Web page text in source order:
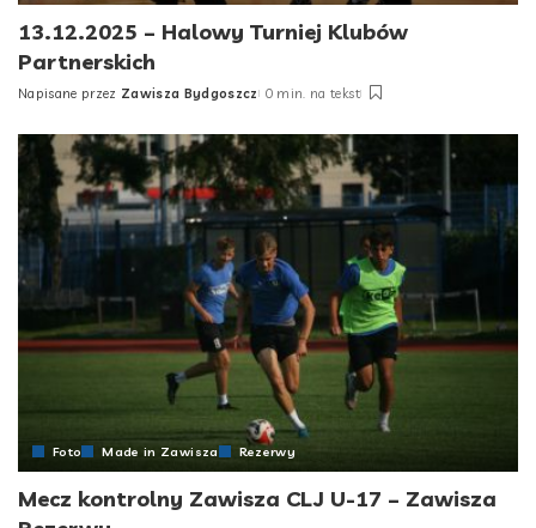
13.12.2025 – Halowy Turniej Klubów
Partnerskich
Posted
Napisane przez Zawisza Bydgoszcz 0 min. na tekst
Foto Made in Zawisza Rezerwy
Mecz kontrolny Zawisza CLJ U-17 – Zawisza